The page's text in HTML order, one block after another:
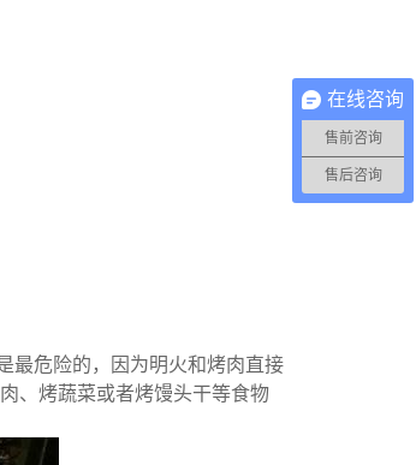
最危险的，因为明火和烤肉直接
、烤蔬菜或者烤馒头干等食物
在线咨询
售前咨询
售后咨询